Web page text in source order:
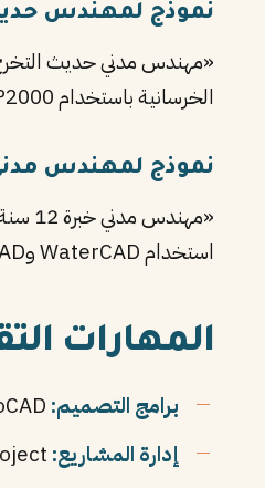
نموذج لمهندس
«مهندس مدني حديث
الخرسانية باستخدام SAP2000 وRevit. أتطلع لفرصة تطبيقية في موقع بناء أو مكتب تصميم لأطور مهاراتي تحت إشراف مهندسين ذوي خبرة.»
نموذج لمهندس
استخدام WaterCAD وSewerCAD وأدوات إدارة المشاريع.»
المهارات
برامج التصميم:
إدارة المشاريع: